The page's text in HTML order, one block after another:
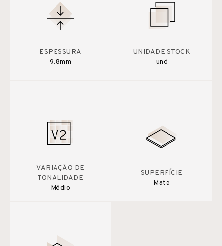
ESPESSURA
9.8mm
UNIDADE STOCK
und
VARIAÇÃO DE
TONALIDADE
Médio
SUPERFÍCIE
Mate